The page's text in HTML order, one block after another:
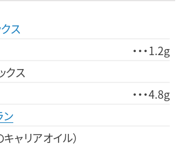
ス
1.2g
クス
4.8g
ン
ャリアオイル）